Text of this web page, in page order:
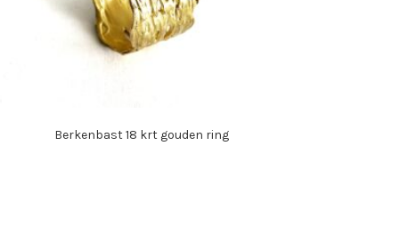
Berkenbast 18 krt gouden ring